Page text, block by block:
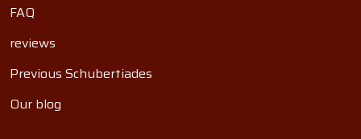
FAQ
reviews
Previous Schubertiades
Our blog